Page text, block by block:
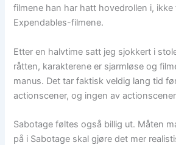
filmene han har hatt hovedrollen i, ikke
Expendables-filmene.
Etter en halvtime satt jeg sjokkert i
råtten, karakterene er sjarmløse og
manus. Det tar faktisk veldig lang tid
actionscener, og ingen av
Sabotage føltes også billig ut. Måten
på i Sabotage skal gjøre det mer